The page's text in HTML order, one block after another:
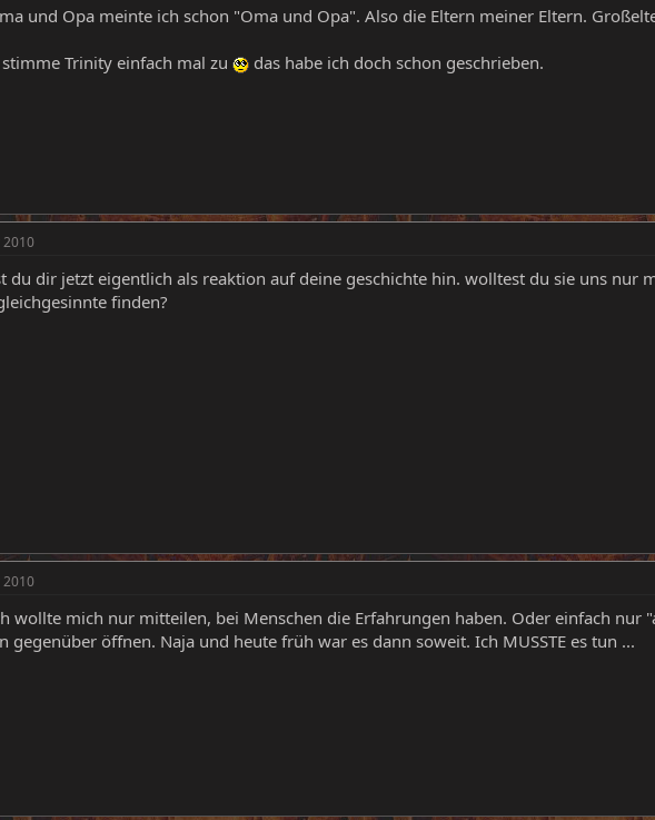
und Opa meinte ich schon "Oma und Opa". Also die Eltern meiner Eltern.
Trinity einfach mal zu das habe ich doch schon geschrieben.
2010
du dir jetzt eigentlich als reaktion auf deine geschichte hin. wolltest du sie uns nur
finden?
2010
wollte mich nur mitteilen, bei Menschen die Erfahrungen haben. Oder einfach nur
gegenüber öffnen. Naja und heute früh war es dann soweit. Ich MUSSTE es tun ...